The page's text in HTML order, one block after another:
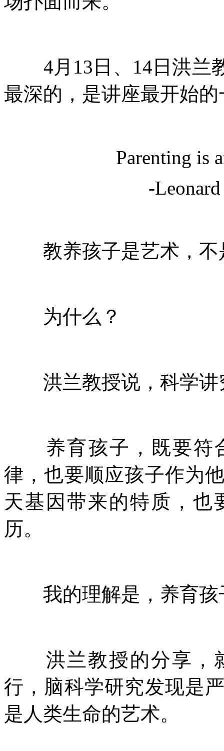
4月 13日、 14日洪兰
最深的，是讲座最开始
Parenting is
-
教养孩子是艺术，不
为什么？
洪兰教授说，科学讲
养育孩子，既要符
律，也要顺应孩子作为
天基因带来的特质，也
历。
我的理解是，养育孩
洪兰教授的分享，
行，脑科学研究发现是
是人类生命的艺术。